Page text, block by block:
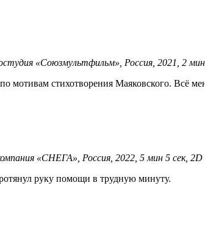
«Союзмультфильм», Россия, 2021, 2
мотивам стихотворения Маяковского. Всё
«СНЕГА», Россия, 2022, 5 мин 5 сек,
руку помощи в трудную минуту.